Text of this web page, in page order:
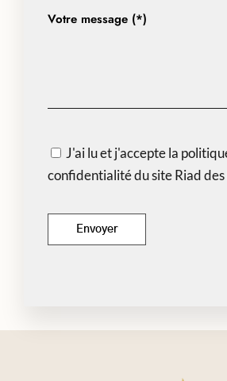
Votre message (*)
J'ai lu et j'accepte la
confidentialité du site Riad des